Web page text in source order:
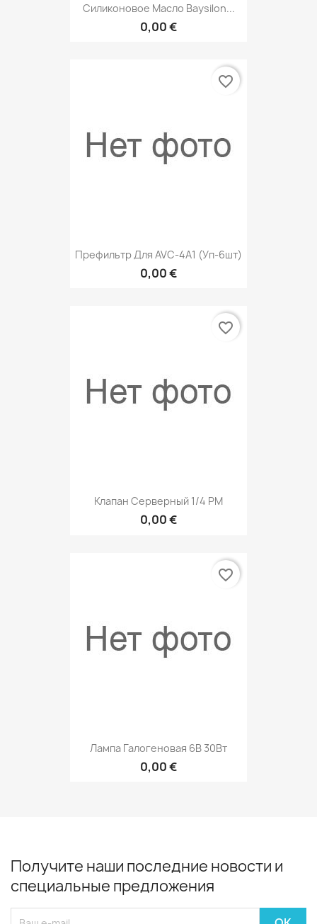
Силиконовое Масло Baysilon...
0,00 €
Префильтр Для AVC-4A1 (уп-6шт)
0,00 €
favorite_border
Клапан Серверный 1/4 РМ
0,00 €
favorite_border
Лампа Галогеновая 6В 30Вт
0,00 €
favorite_border
Получите наши последние новости и
специальные предложения